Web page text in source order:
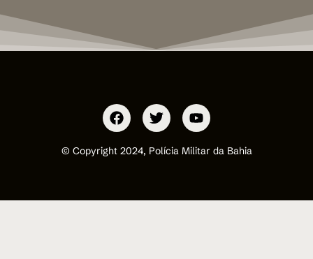
© Copyright 2024, Polícia Militar da Bahia